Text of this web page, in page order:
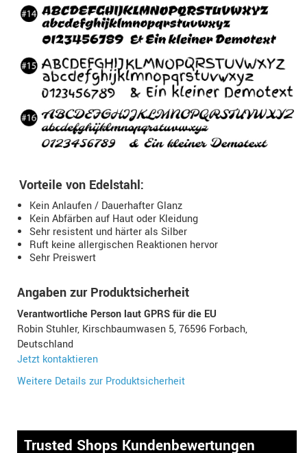
Vorteile von Edelstahl:
Kein Anlaufen / Dauerhafter Glanz
Kein Abfärben auf Haut oder Kleidung
Sehr resistent und härter als Silber
Ruft keine allergischen Reaktionen hervor
Sehr Preiswert
Angaben zur Produktsicherheit
Verantwortliche Person laut GPRS für die EU
Robin Stuhler, Kirschbaumwasen 5, 76596 Forbach,
Deutschland
Jetzt kontaktieren
Weitere Details zur Produktsicherheit
Trusted Shops Kundenbewertungen